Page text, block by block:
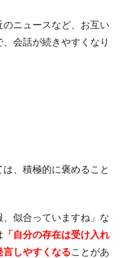
ニュースなど、お互い
会話が続きやすくなり
、積極的に褒めること
、似合っていますね」な
「自分の存在は受け入れ
言しやすくなることがあ